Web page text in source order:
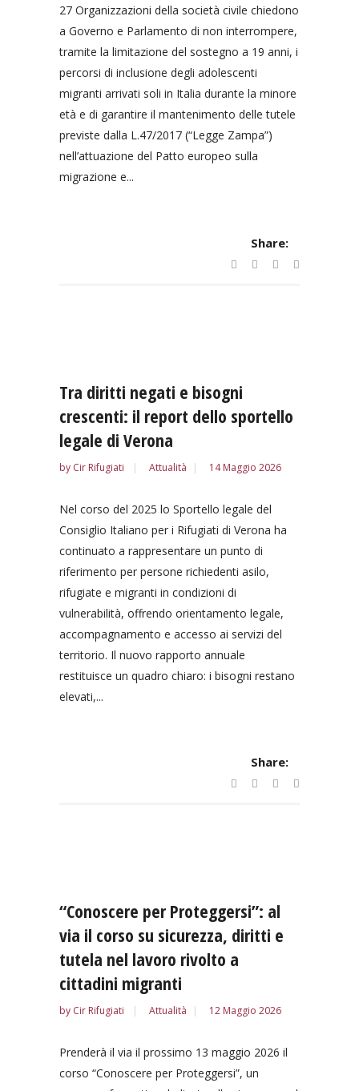
27 Organizzazioni della società civile chiedono
a Governo e Parlamento di non interrompere,
tramite la limitazione del sostegno a 19 anni, i
percorsi di inclusione degli adolescenti
migranti arrivati soli in Italia durante la minore
età e di garantire il mantenimento delle tutele
previste dalla L.47/2017 (“Legge Zampa”)
nell’attuazione del Patto europeo sulla
migrazione e...
Share:
Tra diritti negati e bisogni
crescenti: il report dello sportello
legale di Verona
by Cir Rifugiati Attualità 14 Maggio 2026
Nel corso del 2025 lo Sportello legale del
Consiglio Italiano per i Rifugiati di Verona ha
continuato a rappresentare un punto di
riferimento per persone richiedenti asilo,
rifugiate e migranti in condizioni di
vulnerabilità, offrendo orientamento legale,
accompagnamento e accesso ai servizi del
territorio. Il nuovo rapporto annuale
restituisce un quadro chiaro: i bisogni restano
elevati,...
Share:
“Conoscere per Proteggersi”: al
via il corso su sicurezza, diritti e
tutela nel lavoro rivolto a
cittadini migranti
by Cir Rifugiati Attualità 12 Maggio 2026
Prenderà il via il prossimo 13 maggio 2026 il
corso “Conoscere per Proteggersi”, un